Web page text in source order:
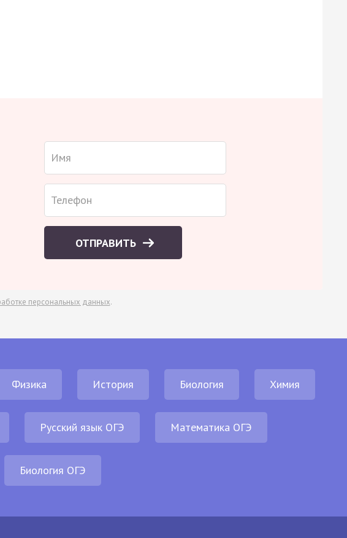
ОТПРАВИТЬ
персональных данных.
Физика История Биология Химия
Русский язык ОГЭ Математика ОГЭ
Биология ОГЭ